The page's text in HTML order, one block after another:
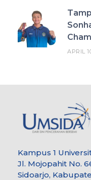
APRIL
Kampus 1
Jl. Mojopahit No.
Sidoarjo,